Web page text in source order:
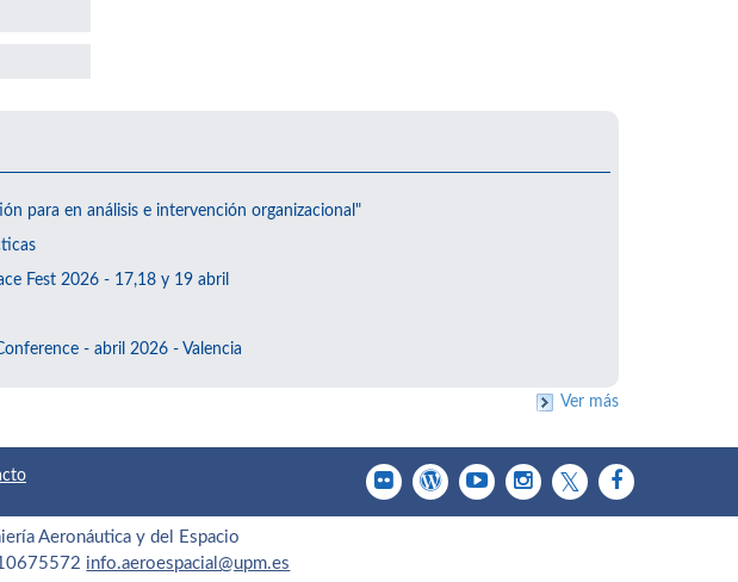
para en análisis e intervención organizacional"
Fest 2026 - 17,18 y 19 abril
- abril 2026 - Valencia
Ver más
Aeronáutica y del Espacio
info.aeroespacial@upm.es